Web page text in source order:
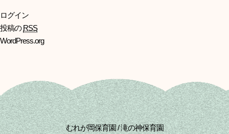
ログイン
投稿のRSS
WordPress.org
むれが岡保育園 / 滝の神保育園